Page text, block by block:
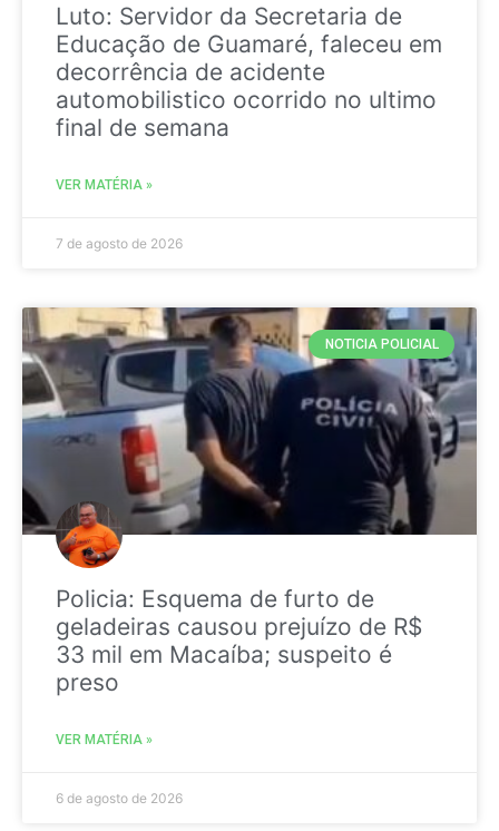
Luto: Servidor da Secretaria de
Educação de Guamaré, faleceu em
decorrência de acidente
automobilistico ocorrido no ultimo
final de semana
VER MATÉRIA »
7 de agosto de 2026
NOTICIA POLICIAL
Policia: Esquema de furto de
geladeiras causou prejuízo de R$
33 mil em Macaíba; suspeito é
preso
VER MATÉRIA »
6 de agosto de 2026